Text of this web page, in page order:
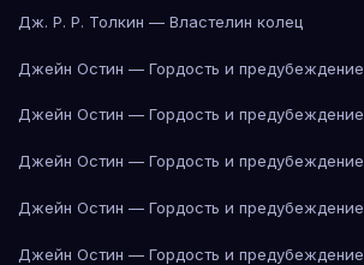
Дж. Р. Р. Толкин — Властелин колец
Джейн Остин — Гордость и предубеждение
Джейн Остин — Гордость и предубеждение
Джейн Остин — Гордость и предубеждение
Джейн Остин — Гордость и предубеждение
Джейн Остин — Гордость и предубеждение